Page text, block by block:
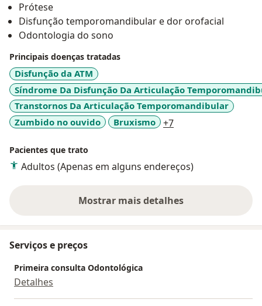
Prótese
Disfunção temporomandibular e dor orofacial
Odontologia do sono
Principais doenças tratadas
Disfunção da ATM
Síndrome Da Disfunção Da Articulação
Transtornos Da Articulação Temporomandibular
Zumbido no ouvido
Bruxismo +7
Pacientes que trato
Adultos (Apenas em alguns endereços)
Mostrar mais detalhes
sobre a experiência
Serviços e preços
Primeira consulta Odontológica
Detalhes